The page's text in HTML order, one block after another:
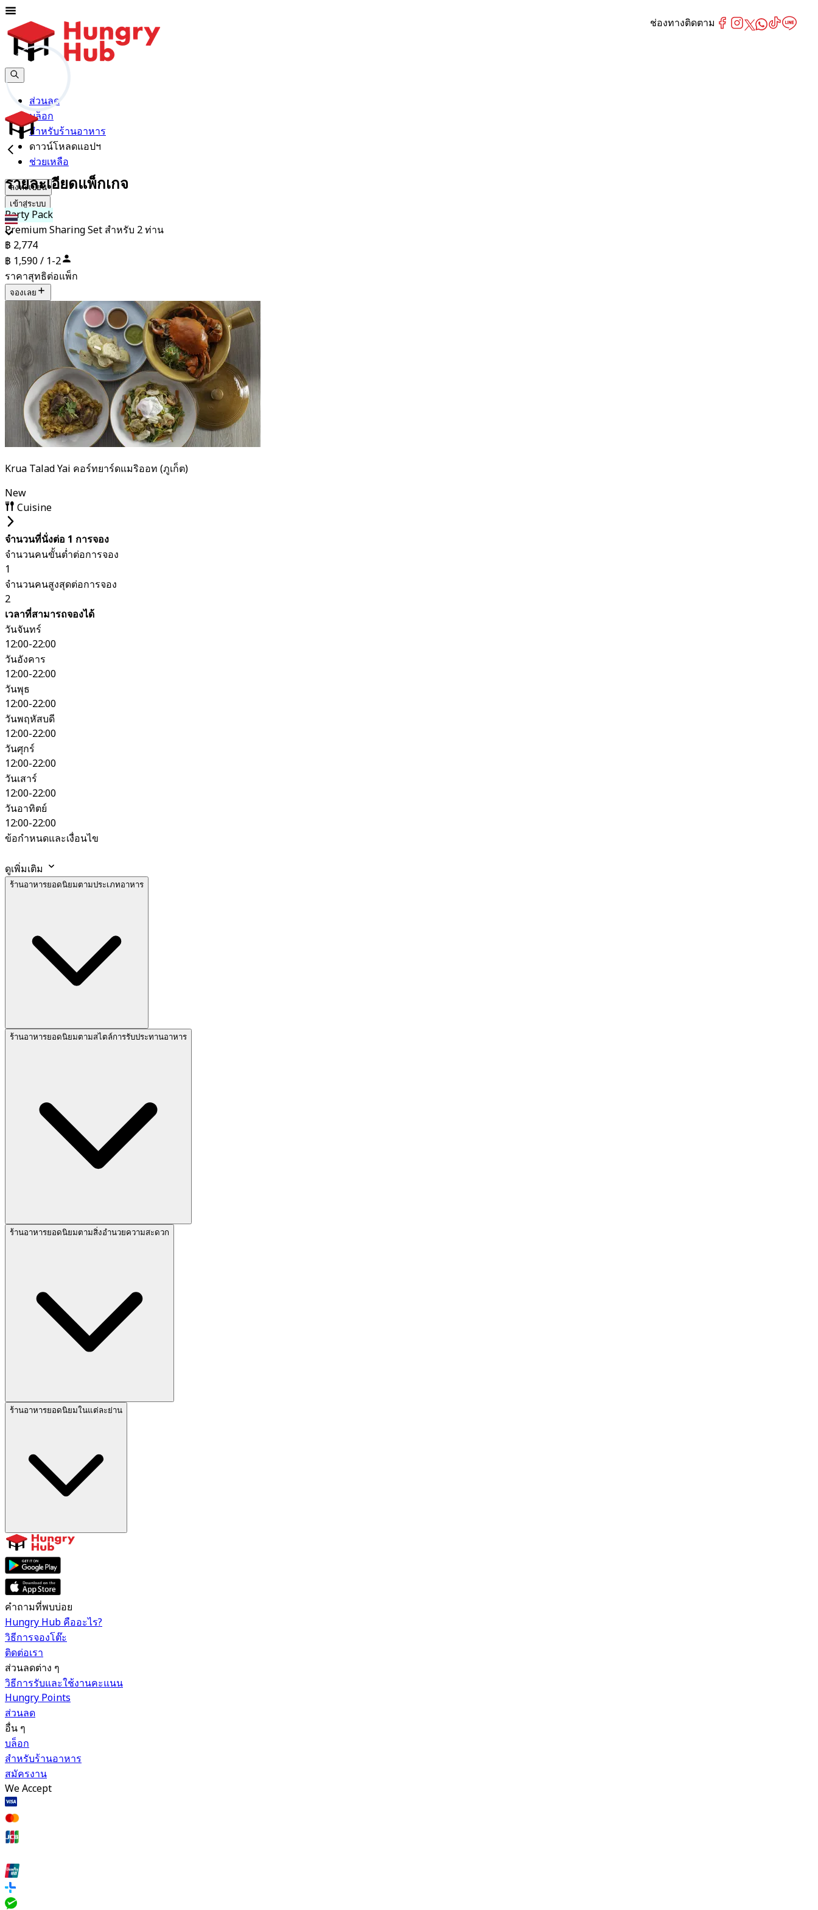
ส่วนลด
บล็อก
สำหรับร้านอาหาร
ดาวน์โหลดแอปฯ
ช่วยเหลือ
ลงทะเบียน
เข้าสู่ระบบ
th
รายละเอียดแพ็กเกจ
Party Pack
Premium Sharing Set สำหรับ 2 ท่าน
฿ 2,774
฿ 1,590 / 1-2
ราคาสุทธิต่อแพ็ก
จองเลย
Krua Talad Yai คอร์ทยาร์ดแมริออท (ภูเก็ต)
New
Cuisine
จำนวนที่นั่งต่อ 1 การจอง
จำนวนคนขั้นต่ำต่อการจอง
1
จำนวนคนสูงสุดต่อการจอง
2
เวลาที่สามารถจองได้
วันจันทร์
12:00-22:00
วันอังคาร
12:00-22:00
วันพุธ
12:00-22:00
วันพฤหัสบดี
12:00-22:00
วันศุกร์
12:00-22:00
วันเสาร์
12:00-22:00
วันอาทิตย์
12:00-22:00
ข้อกำหนดและเงื่อนไข
ดูเพิ่มเติม
ร้านอาหารยอดนิยมตามประเภทอาหาร
ร้านอาหารยอดนิยมตามสไตล์การรับประทานอาหาร
ร้านอาหารยอดนิยมตามสิ่งอำนวยความสะดวก
ร้านอาหารยอดนิยมในแต่ละย่าน
คำถามที่พบบ่อย
Hungry Hub คืออะไร?
วิธีการจองโต๊ะ
ติดต่อเรา
ส่วนลดต่าง ๆ
วิธีการรับและใช้งานคะแนน
Hungry Points
ส่วนลด
อื่น ๆ
บล็อก
สำหรับร้านอาหาร
สมัครงาน
We Accept
ช่องทางติดตาม